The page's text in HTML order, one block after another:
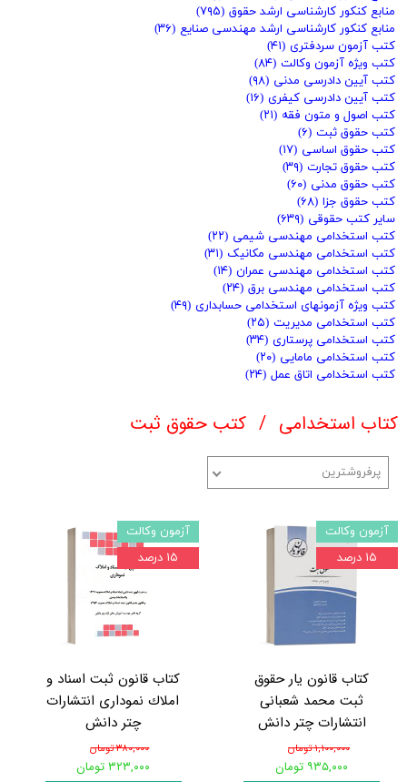
کتاب استخدامی کتب حقوق ثبت
پرفروشترین
کتاب قانون یار حقوق
ثبت محمد شعبانی
انتشارات چتر دانش
۱,۱۰۰,۰۰۰ تومان
۹۳۵,۰۰۰ تومان
آزمون وکالت
۱۵ درصد
کتاب قانون ثبت اسناد و
املاك نموداری انتشارات
چتر دانش
۳۸۰,۰۰۰ تومان
۳۲۳,۰۰۰ تومان
آزمون وکالت
۱۵ درصد
منابع کنکور کارشناسی ارشد حقوق (۷۹۵)
منابع کنکور کارشناسی ارشد مهندسی صنایع (۳۶)
کتب آزمون سردفتری (۴۱)
کتب ویژه آزمون وکالت (۸۴)
کتب آیین دادرسی مدنی (۹۸)
کتب آیین دادرسی کیفری (۱۶)
کتب اصول و متون فقه (۲۱)
کتب حقوق ثبت (۶)
کتب حقوق اساسی (۱۷)
کتب حقوق تجارت (۳۹)
کتب حقوق مدنی (۶۰)
کتب حقوق جزا (۶۸)
سایر کتب حقوقی (۶۳۹)
کتب استخدامی مهندسی شیمی (۲۲)
کتب استخدامی مهندسی مکانیک (۳۱)
کتب استخدامی مهندسی عمران (۱۴)
کتب استخدامی مهندسی برق (۲۴)
کتب ویژه آزمونهای استخدامی حسابداری (۴۹)
کتب استخدامی مدیریت (۲۵)
کتب استخدامی پرستاری (۳۴)
کتب استخدامی مامایی (۲۰)
کتب استخدامی اتاق عمل (۲۴)